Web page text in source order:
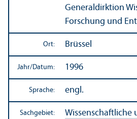
Generaldirktion
Forschung und
Ort: Brüssel
Jahr/Datum: 1996
Sprache: engl.
Sachgebiet:
Wissenschaft­liche